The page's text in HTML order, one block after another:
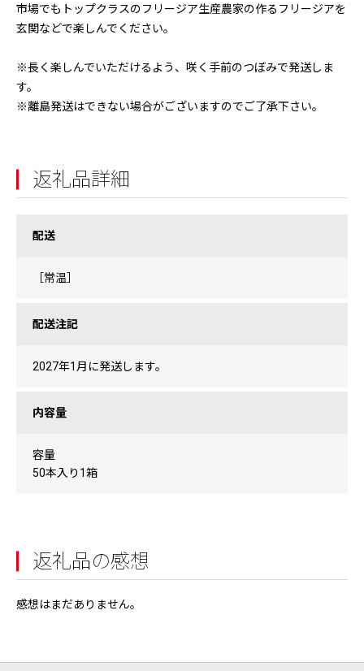
市場でもトップクラスのフリージア生産農家の作るフリージアを
玄関などで楽しんでください。
※長く楽しんでいただけるよう、咲く手前のつぼみで発送しま
す。
※離島発送はできない場合がございますのでご了承下さい。
返礼品詳細
配送
［常温］
配送注記
2027年1月に発送します。
内容量
容量
50本入り1箱
返礼品の感想
感想はまだありません。